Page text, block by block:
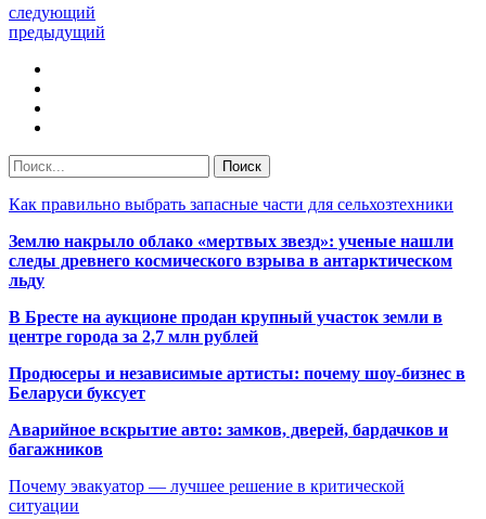
следующий
предыдущий
Как правильно выбрать запасные части для сельхозтехники
Землю накрыло облако «мертвых звезд»: ученые нашли
следы древнего космического взрыва в антарктическом
льду
В Бресте на аукционе продан крупный участок земли в
центре города за 2,7 млн рублей
Продюсеры и независимые артисты: почему шоу-бизнес в
Беларуси буксует
Аварийное вскрытие авто: замков, дверей, бардачков и
багажников
Почему эвакуатор — лучшее решение в критической
ситуации